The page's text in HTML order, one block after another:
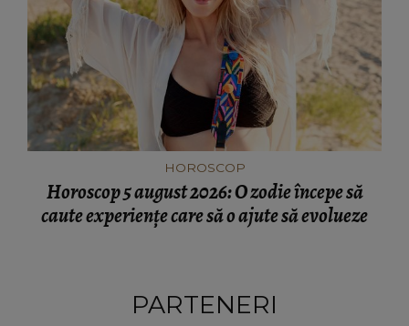
HOROSCOP
Horoscop 5 august 2026: O zodie începe să
caute experiențe care să o ajute să evolueze
PARTENERI